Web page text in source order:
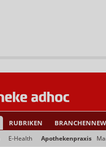
RUBRIKEN
E-Health Apothekenpraxis